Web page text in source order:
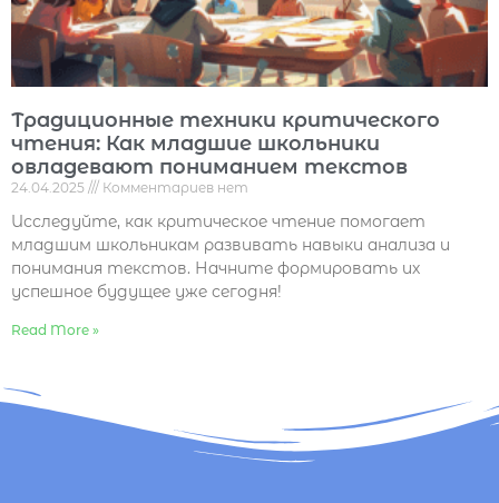
Традиционные техники критического
чтения: Как младшие школьники
овладевают пониманием текстов
24.04.2025 Комментариев нет
Исследуйте, как критическое чтение помогает
младшим школьникам развивать навыки анализа и
понимания текстов. Начните формировать их
успешное будущее уже сегодня!
Read More »